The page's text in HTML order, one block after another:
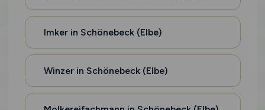
Imker in Schönebeck (Elbe)
Winzer in Schönebeck (Elbe)